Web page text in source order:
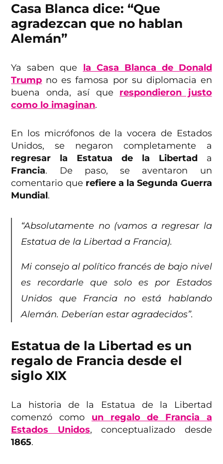
Casa Blanca dice: “Que
agradezcan que no hablan
Alemán”
Ya saben que la Casa Blanca de Donald
Trump no es famosa por su diplomacia en
buena onda, así que respondieron justo
como lo imaginan.
En los micrófonos de la vocera de Estados
Unidos, se negaron completamente a
regresar la Estatua de la Libertad a
Francia. De paso, se aventaron un
comentario que refiere a la Segunda Guerra
Mundial.
“Absolutamente no (vamos a regresar la
Estatua de la Libertad a Francia).
Mi consejo al político francés de bajo nivel
es recordarle que solo es por Estados
Unidos que Francia no está hablando
Alemán. Deberían estar agradecidos”.
Estatua de la Libertad es un
regalo de Francia desde el
siglo XIX
La historia de la Estatua de la Libertad
comenzó como un regalo de Francia a
Estados Unidos, conceptualizado desde
1865.